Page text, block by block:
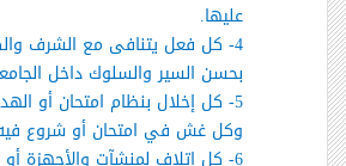
عليها.
4- كل فعل يتنافى مع الشرف
بحسن السير والسلوك داخل
5- كل إخلال بنظام امتحان أو
وكل غش في امتحان أو شروع